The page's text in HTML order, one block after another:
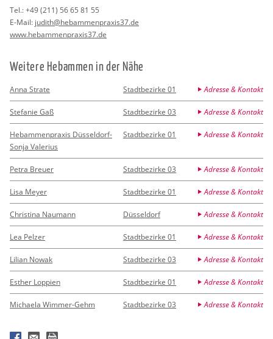
Tel.:+49 (211) 56 65 81 55
E-Mail: ju­dith@​heb​amme​npra​xis3​7.​de
www.​heb​amme​npra​xis3​7.​de
Wei­te­re Heb­am­men in der Nähe
Anna Strate Stadtbezirke 01 Adresse & Kontakt
Stefanie Gaß Stadtbezirke 03 Adresse & Kontakt
Hebammenpraxis Düsseldorf-
Sonja Valerius
Stadtbezirke 01 Adresse & Kontakt
Petra Breuer Stadtbezirke 03 Adresse & Kontakt
Lisa Meyer Stadtbezirke 01 Adresse & Kontakt
Christina Naumann Düsseldorf Adresse & Kontakt
Lea Pelzer Stadtbezirke 01 Adresse & Kontakt
Lilian Nowak Stadtbezirke 03 Adresse & Kontakt
Esther Loppien Stadtbezirke 01 Adresse & Kontakt
Michaela Wimmer-Gehm Stadtbezirke 03 Adresse & Kontakt